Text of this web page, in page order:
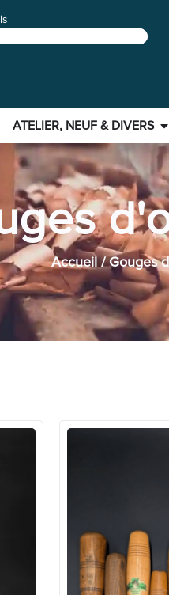
ATELIER, NEUF & DIVERS
Accueil/ Gouges